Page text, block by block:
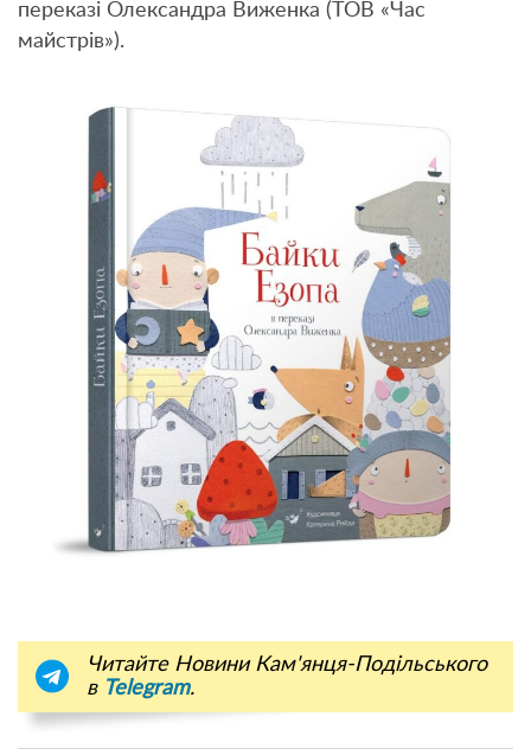
переказі Олександра Виженка (ТОВ «Час
майстрів»).
Читайте Новини Кам'янця-Подільського
в Telegram.